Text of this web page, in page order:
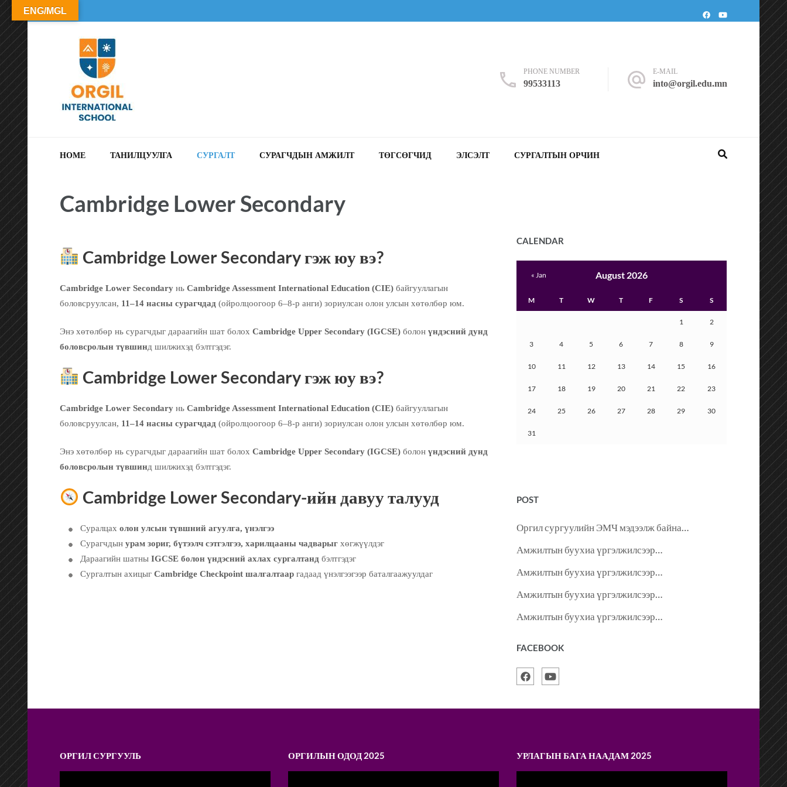
PHONE NUMBER
99533113
E-MAIL
into@orgil.edu.mn
HOME ТАНИЛЦУУЛГА СУРГАЛТ СУРАГЧДЫН АМЖИЛТ ТӨГСӨГЧИД ЭЛСЭЛТ СУРГАЛТЫН ОРЧИН
Cambridge Lower Secondary
Cambridge Lower Secondary гэж юу вэ?
Cambridge Lower Secondary нь Cambridge Assessment International Education (CIE) байгууллагын
боловсруулсан, 11–14 насны сурагчдад (ойролцоогоор 6–8-р анги) зориулсан олон улсын хөтөлбөр юм.
Энэ хөтөлбөр нь сурагчдыг дараагийн шат болох Cambridge Upper Secondary (IGCSE) болон үндэсний дунд
боловсролын түвшинд шилжихэд бэлтгэдэг.
Cambridge Lower Secondary гэж юу вэ?
Cambridge Lower Secondary нь Cambridge Assessment International Education (CIE) байгууллагын
боловсруулсан, 11–14 насны сурагчдад (ойролцоогоор 6–8-р анги) зориулсан олон улсын хөтөлбөр юм.
Энэ хөтөлбөр нь сурагчдыг дараагийн шат болох Cambridge Upper Secondary (IGCSE) болон үндэсний дунд
боловсролын түвшинд шилжихэд бэлтгэдэг.
Cambridge Lower Secondary-ийн давуу талууд
Суралцах олон улсын түвшний агуулга, үнэлгээ
Сурагчдын урам зориг, бүтээлч сэтгэлгээ, харилцааны чадварыг хөгжүүлдэг
Дараагийн шатны IGCSE болон үндэсний ахлах сургалтанд бэлтгэдэг
Сургалтын ахицыг Cambridge Checkpoint шалгалтаар гадаад үнэлгээгээр баталгаажуулдаг
CALENDAR
August 2026
M T W T F S S
1 2
3 4 5 6 7 8 9
10 11 12 13 14 15 16
17 18 19 20 21 22 23
24 25 26 27 28 29 30
31
« Jan
POST
Оргил сургуулийн ЭМЧ мэдээлж байна…
Амжилтын буухиа үргэлжилсээр…
Амжилтын буухиа үргэлжилсээр…
Амжилтын буухиа үргэлжилсээр…
Амжилтын буухиа үргэлжилсээр…
FACEBOOK
ОРГИЛ СУРГУУЛЬ ОРГИЛЫН ОДОД 2025 УРЛАГЫН БАГА НААДАМ 2025
ENG/MGL